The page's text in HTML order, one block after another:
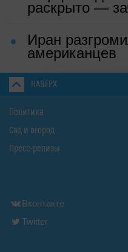
раскрыто —
Иран
американцев
НАВЕРХ
Политика
Сад и огород
Пресс-релизы
Вконтакте
Twitter